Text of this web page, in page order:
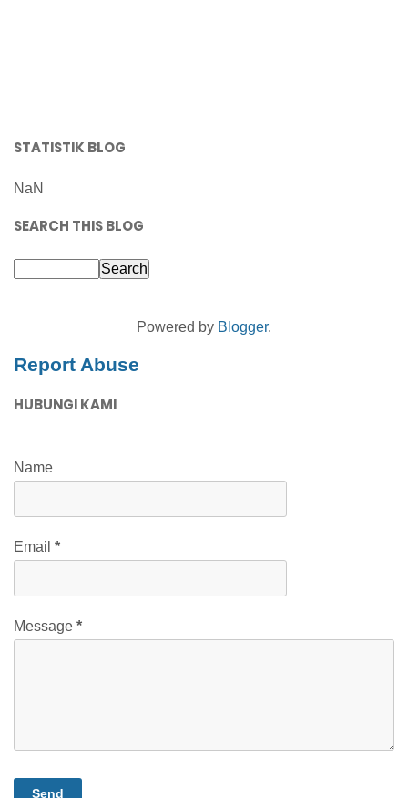
STATISTIK BLOG
NaN
SEARCH THIS BLOG
Powered by Blogger.
Report Abuse
HUBUNGI KAMI
Name
Email *
Message *